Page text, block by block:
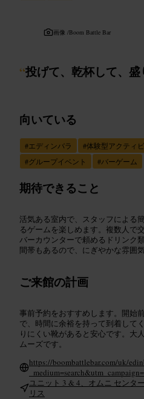
画像 /Boom Battle Bar
“投げて、乾杯して、
向いている
#エディンバラ #体験型アクティ
#グループイベント #バーゲーム
期待できること
活気ある室内で、スタッフによる
るゲームを楽しめます。複数人で
バーカウンターで頼めるドリンク
間帯もあるので、にぎやかな雰囲
ご来館の計画
事前予約をおすすめします。開始
で、時間に余裕を持って到着して
りにくい靴があると安心です。大
ムーズです。
https://boombattlebar.com/uk/
ユニット 3 & 4、オムニ センタ
リス